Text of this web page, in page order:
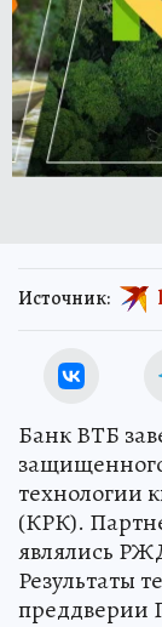
Источник:
Банк ВТБ
технологии
(КРК).
являлись
Результаты
преддверии